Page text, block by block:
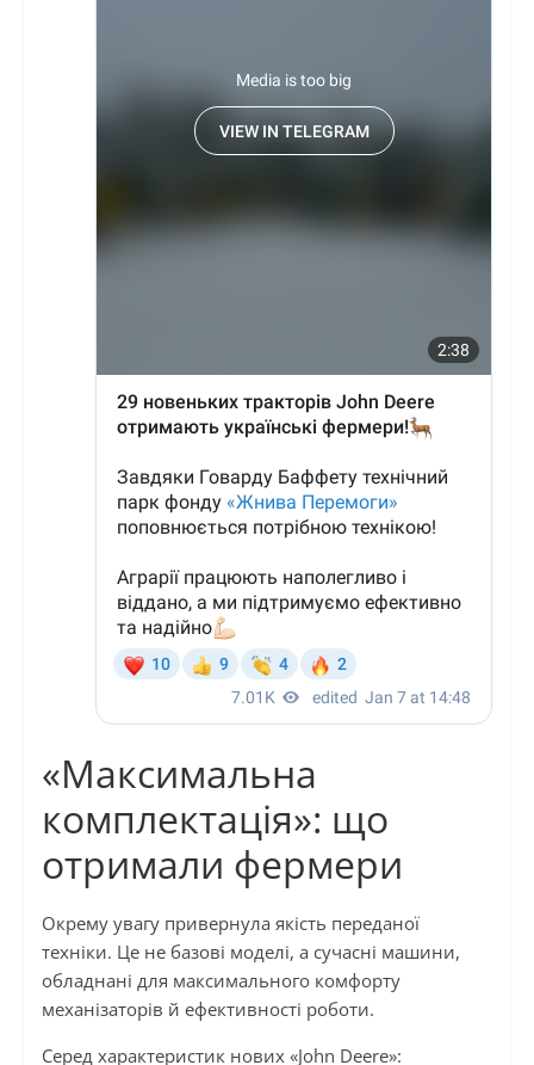
«Максимальна
комплектація»: що
отримали фермери
Окрему увагу привернула якість переданої
техніки. Це не базові моделі, а сучасні машини,
обладнані для максимального комфорту
механізаторів й ефективності роботи.
Серед характеристик нових «John Deere»: